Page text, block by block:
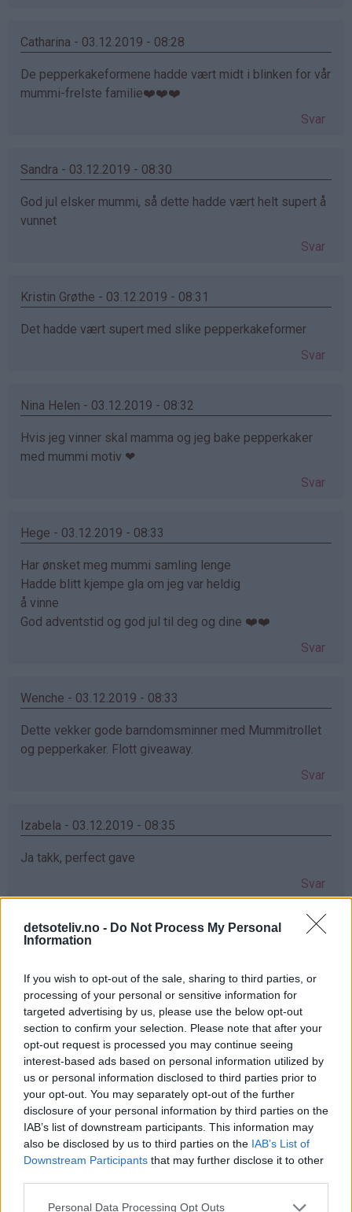
detsoteliv.no - Do Not Process My Personal
Information
If you wish to opt-out of the sale, sharing to third parties, or
processing of your personal or sensitive information for
targeted advertising by us, please use the below opt-out
section to confirm your selection. Please note that after your
opt-out request is processed you may continue seeing
interest-based ads based on personal information utilized by
us or personal information disclosed to third parties prior to
your opt-out. You may separately opt-out of the further
disclosure of your personal information by third parties on the
IAB’s list of downstream participants. This information may
also be disclosed by us to third parties on the IAB’s List of
Downstream Participants that may further disclose it to other
Personal Data Processing Opt Outs
Catharina - 03.12.2019 - 08:28
De pepperkakeformene hadde vært midt i blinken for vår
mummi-frelste familie❤️❤️❤️
Svar
Sandra - 03.12.2019 - 08:30
God jul elsker mummi, så dette hadde vært helt supert å
vunnet
Svar
Kristin Grøthe - 03.12.2019 - 08:31
Det hadde vært supert med slike pepperkakeformer
Svar
Nina Helen - 03.12.2019 - 08:32
Hvis jeg vinner skal mamma og jeg bake pepperkaker
med mummi motiv ❤
Svar
Hege - 03.12.2019 - 08:33
Har ønsket meg mummi samling lenge
Hadde blitt kjempe gla om jeg var heldig
å vinne
God adventstid og god jul til deg og dine ❤️❤️
Svar
Wenche - 03.12.2019 - 08:33
Dette vekker gode barndomsminner med Mummitrollet
og pepperkaker. Flott giveaway.
Svar
Izabela - 03.12.2019 - 08:35
Ja takk, perfect gave
Svar
Anne-lene Ulriksen - 03.12.2019 - 08:36
en hektisk juletid ønsker deg en fantastisk førjulstid
Svar
Marthe - 03.12.2019 - 08:36
Så mange gode minner med mummitrollet! ❤️
Julebaksten hadde blitt ekstra koselig med de formene!
Svar
Anonym - 03.12.2019 - 08:38